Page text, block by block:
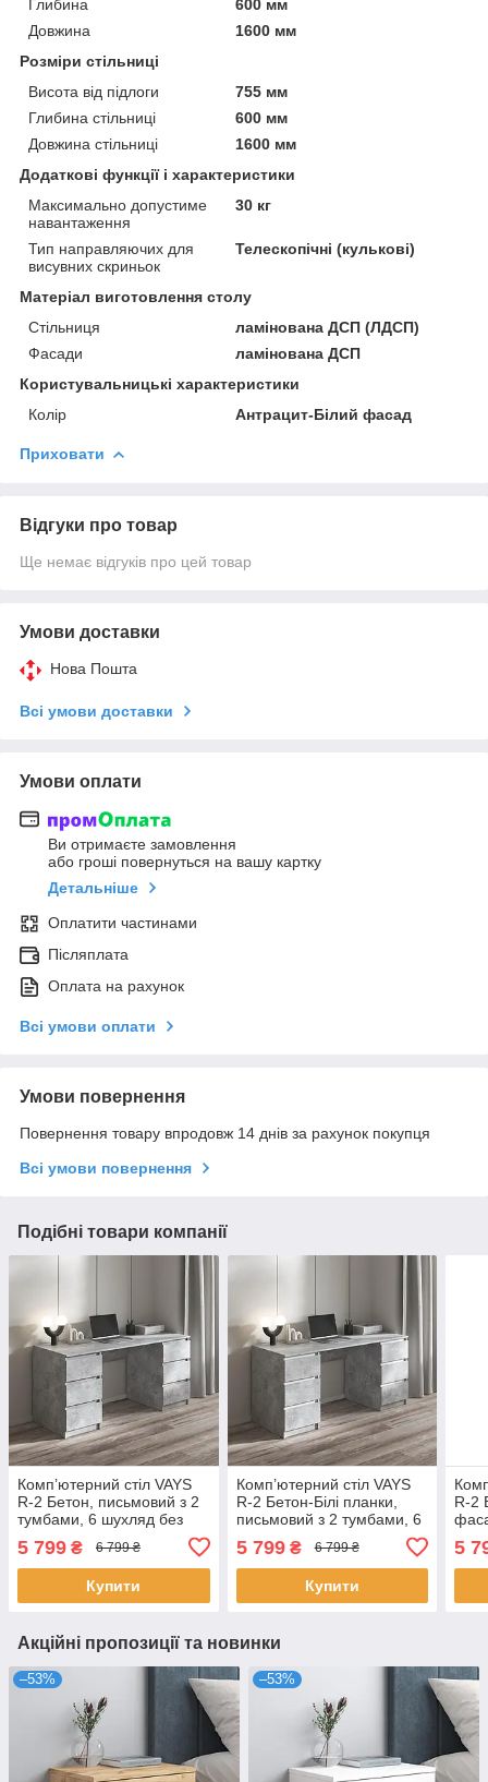
Глибина
600 мм
Довжина
1600 мм
Розміри стільниці
Висота від підлоги
755 мм
Глибина стільниці
600 мм
Довжина стільниці
1600 мм
Додаткові функції і характеристики
Максимально допустиме
навантаження
30 кг
Тип направляючих для
висувних скриньок
Телескопічні (кулькові)
Матеріал виготовлення столу
Стільниця
ламінована ДСП (ЛДСП)
Фасади
ламінована ДСП
Користувальницькі характеристики
Колір
Антрацит-Білий фасад
Приховати
Відгуки про товар
Ще немає відгуків про цей товар
Умови доставки
Нова Пошта
Всі умови доставки
Умови оплати
Ви отримаєте замовлення
або гроші повернуться на вашу картку
Детальніше
Оплатити частинами
Післяплата
Оплата на рахунок
Всі умови оплати
Умови повернення
Повернення товару впродовж 14 днів за рахунок покупця
Всі умови повернення
Подібні товари компанії
Комп’ютерний стіл VAYS
R-2 Бетон, письмовий з 2
тумбами, 6 шухляд без
ручок, ЛДСП 160×60×75
см – для дому, офісу,
навчання
5 799 ₴ 6 799 ₴
Купити
Комп’ютерний стіл VAYS
R-2 Бетон-Білі планки,
письмовий з 2 тумбами, 6
шухляд без ручок, ЛДСП
160×60×75 см – для дому,
офісу,
5 799₴ 6 799 ₴
Купити
R-2
см
5
Акційні пропозиції та новинки
–53% –53%